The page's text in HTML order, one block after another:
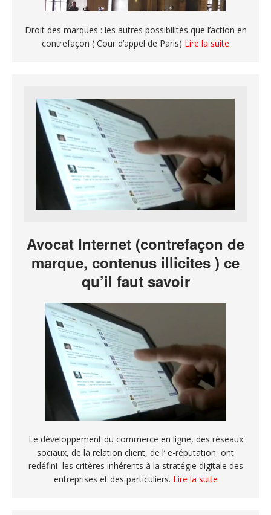
Droit des marques : les autres possibilités que l’action en
contrefaçon ( Cour d’appel de Paris) Lire la suite
Avocat Internet (contrefaçon de
marque, contenus illicites ) ce
qu’il faut savoir
Le développement du commerce en ligne, des réseaux
sociaux, de la relation client, de l’ e-réputation ont
redéfini les critères inhérents à la stratégie digitale des
entreprises et des particuliers. Lire la suite